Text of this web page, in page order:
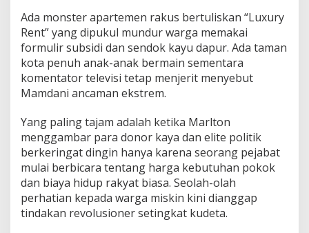
Ada monster apartemen rakus bertuliskan “Luxury
Rent” yang dipukul mundur warga memakai
formulir subsidi dan sendok kayu dapur. Ada taman
kota penuh anak-anak bermain sementara
komentator televisi tetap menjerit menyebut
Mamdani ancaman ekstrem.
Yang paling tajam adalah ketika Marlton
menggambar para donor kaya dan elite politik
berkeringat dingin hanya karena seorang pejabat
mulai berbicara tentang harga kebutuhan pokok
dan biaya hidup rakyat biasa. Seolah-olah
perhatian kepada warga miskin kini dianggap
tindakan revolusioner setingkat kudeta.